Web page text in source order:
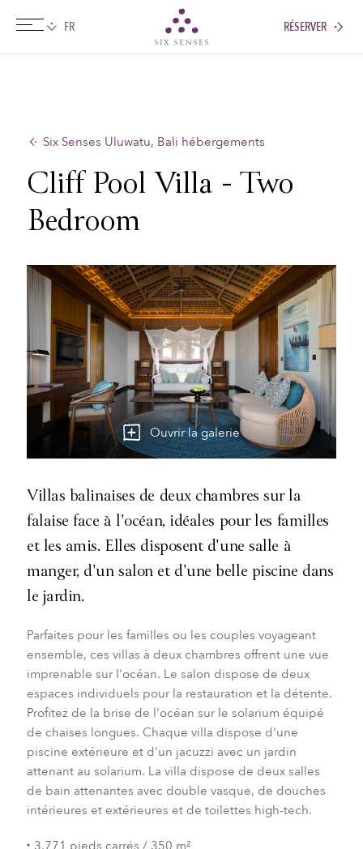
RÉSERVER
Six Senses Uluwatu, Bali hébergements
Cliff Pool Villa - Two
Bedroom
Ouvrir la galerie
Villas balinaises de deux chambres sur la
falaise face à l'océan, idéales pour les familles
et les amis. Elles disposent d'une salle à
manger, d'un salon et d'une belle piscine dans
le jardin.
Parfaites pour les familles ou les couples voyageant
ensemble, ces villas à deux chambres offrent une vue
imprenable sur l'océan. Le salon dispose de deux
espaces individuels pour la restauration et la détente.
Profitez de la brise de l'océan sur le solarium équipé
de chaises longues. Chaque villa dispose d'une
piscine extérieure et d'un jacuzzi avec un jardin
attenant au solarium. La villa dispose de deux salles
de bain attenantes avec double vasque, de douches
intérieures et extérieures et de toilettes high-tech.
3,771 pieds carrés / 350 m²